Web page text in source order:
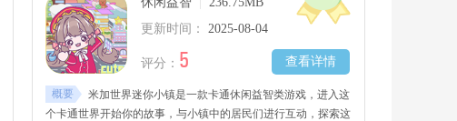
更新时间：
2025-08-04
查看详情
评分： 5
概要
米加世界迷你小镇是一款卡通休闲益智类游戏，进入这
个卡通世界开始你的故事，与小镇中的居民们进行互动，探索这